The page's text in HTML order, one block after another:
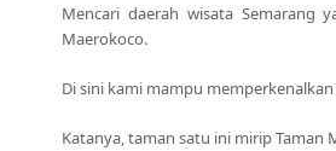
Mencari daerah wisata Semarang
Maerokoco.
Di sini kami mampu
Katanya, taman satu ini mirip Taman